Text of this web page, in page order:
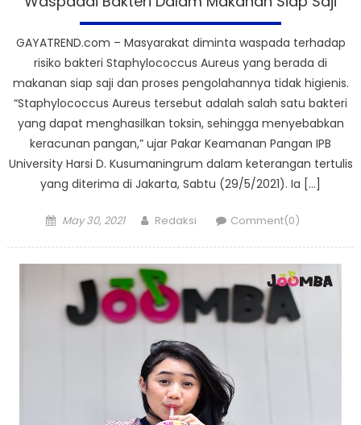
GAYATREND.com – Masyarakat diminta waspada terhadap
risiko bakteri Staphylococcus Aureus yang berada di
makanan siap saji dan proses pengolahannya tidak higienis.
“Staphylococcus Aureus tersebut adalah salah satu bakteri
yang dapat menghasilkan toksin, sehingga menyebabkan
keracunan pangan,” ujar Pakar Keamanan Pangan IPB
University Harsi D. Kusumaningrum dalam keterangan tertulis
yang diterima di Jakarta, Sabtu (29/5/2021). Ia […]
Posted
May 30, 2021 Author
Redaksi Comment(0)